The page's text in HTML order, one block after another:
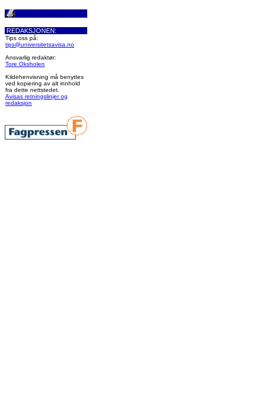
REDAKSJONEN:
Tips oss på:
tips@universitetsavisa.no
Ansvarlig redaktør:
Tore Oksholen
Kildehenvisning må benyttes
ved kopiering av alt innhold
fra dette nettstedet.
Avisas retningslinjer og
redaksjon